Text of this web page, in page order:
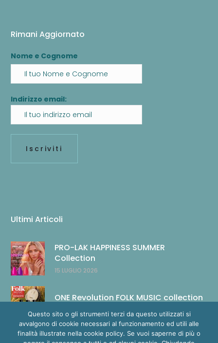
Rimani Aggiornato
Nome e Cognome
Indirizzo email:
Ultimi Articoli
15 LUGLIO 2026
PRO-LAK HAPPINESS SUMMER
Collection
14 LUGLIO 2026
ONE Revolution FOLK MUSIC collection
Questo sito o gli strumenti terzi da questo utilizzati si
avvalgono di cookie necessari al funzionamento ed utili alle
finalità illustrate nella cookie policy. Se vuoi saperne di più o